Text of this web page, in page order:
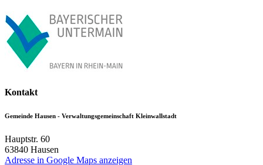
Kontakt
Gemeinde Hausen - Verwaltungsgemeinschaft Kleinwallstadt
Hauptstr. 60
63840 Hausen
Adresse in Google Maps anzeigen